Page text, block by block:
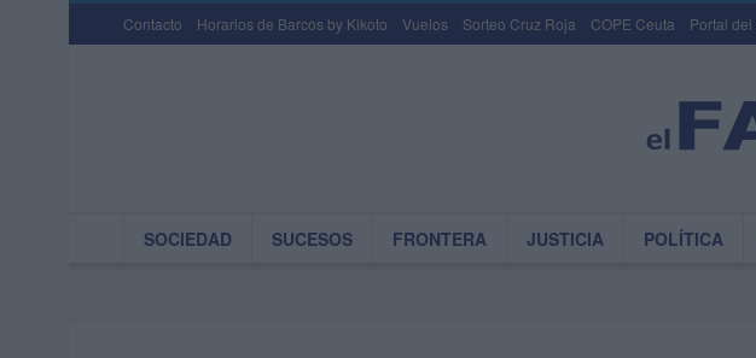
Contacto Horarios de Barcos by Kikoto Vuelos Sorteo Cruz Roja COPE Ceuta Portal
SOCIEDAD SUCESOS FRONTERA JUSTICIA POLÍTICA